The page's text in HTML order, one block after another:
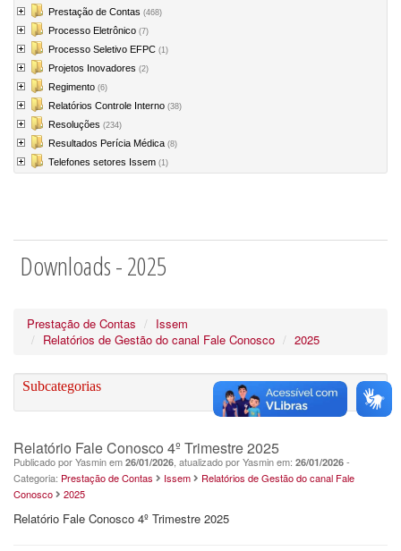
Prestação de Contas (468)
Processo Eletrônico (7)
Processo Seletivo EFPC (1)
Projetos Inovadores (2)
Regimento (6)
Relatórios Controle Interno (38)
Resoluções (234)
Resultados Perícia Médica (8)
Telefones setores Issem (1)
Downloads - 2025
Prestação de Contas
Issem
Relatórios de Gestão do canal Fale Conosco
2025
Subcategorias
Relatório Fale Conosco 4º Trimestre 2025
Publicado por Yasmin em 26/01/2026 , atualizado por Yasmin em: 26/01/2026 -
Categoria: Prestação de Contas Issem
Relatórios de Gestão do canal Fale
Conosco
2025
Relatório Fale Conosco 4º Trimestre 2025